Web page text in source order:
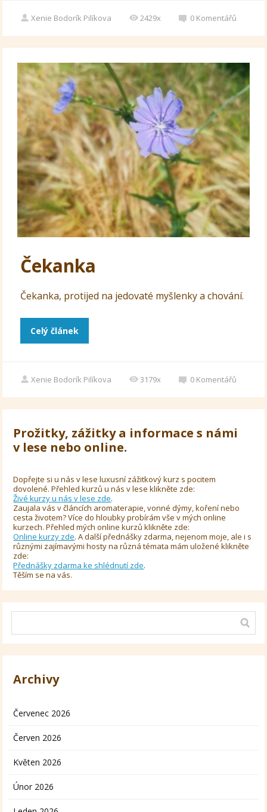
Xenie Bodorík Pilíkova 2429x 0 Komentářů
Čekanka
Čekanka, protijed na jedovaté myšlenky a chování.
Celý článek
Xenie Bodorík Pilíkova 3179x 0 Komentářů
Prožitky, zážitky a informace s námi
v lese nebo online.
Dopřejte si u nás v lese luxusní zážitkový kurz s pocitem
dovolené. Přehled kurzů u nás v lese klikněte zde:
Živé kurzy u nás v lese zde.
Zaujala vás v článcích aromaterapie, vonné dýmy, koření nebo
cesta životem? Více do hloubky probírám vše v mých online
kurzech. Přehled mých online kurzů klikněte zde:
Online kurzy zde. A další přednášky zdarma, nejenom moje, ale i s
různými zajímavými hosty na různá témata mám uložené klikněte
zde:
Přednášky zdarma ke shlédnutí zde.
Těším se na vás.
Archivy
Červenec 2026
Červen 2026
Květen 2026
Únor 2026